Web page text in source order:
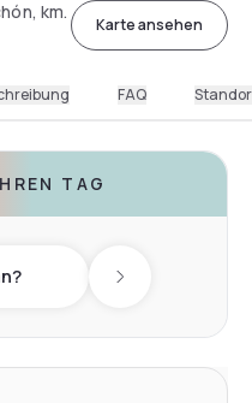
km.
Karte ansehen
FAQ
TAG
Next day